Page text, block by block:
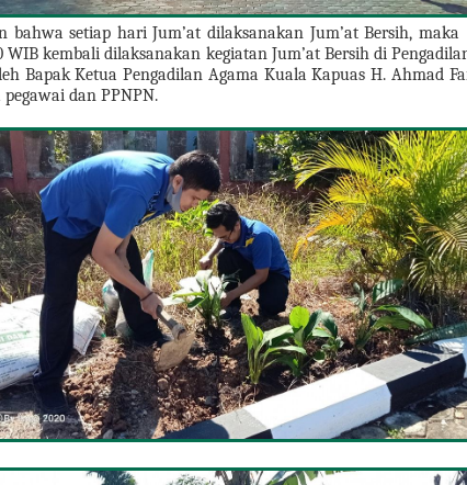
bahwa setiap hari Jum’at dilaksanakan Jum’at Bersih,
WIB kembali dilaksanakan kegiatan Jum’at Bersih di
Bapak Ketua Pengadilan Agama Kuala Kapuas H. Ahmad
dan PPNPN.